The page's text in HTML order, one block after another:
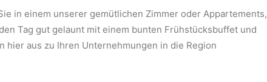
in einem unserer gemütlichen Zimmer oder Appartements,
Tag gut gelaunt mit einem bunten Frühstücksbuffet und
hier aus zu Ihren Unternehmungen in die Region